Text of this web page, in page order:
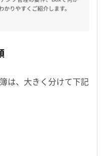
は、大きく分けて下記